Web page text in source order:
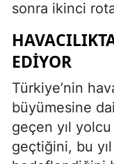
sonra ikinci
EDIYOR
Türkiye’nin
büyümesine
geçen yıl yolcu
geçtiğini, bu